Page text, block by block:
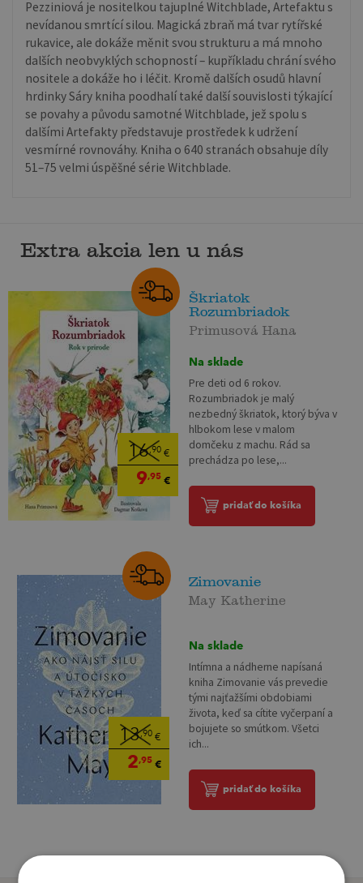
Pezziniová je nositelkou tajuplné Witchblade, Artefaktu s
nevídanou smrtící silou. Magická zbraň má tvar rytířské
rukavice, ale dokáže měnit svou strukturu a má mnoho
dalších neobvyklých schopností – kupříkladu chrání svého
nositele a dokáže ho i léčit. Kromě dalších osudů hlavní
hrdinky Sáry kniha poodhalí také další souvislosti týkající
se povahy a původu samotné Witchblade, jež spolu s
dalšími Artefakty představuje prostředek k udržení
vesmírné rovnováhy. Kniha o 640 stranách obsahuje díly
51–75 velmi úspěšné série Witchblade.
Extra akcia len u nás
16,90€
9,95€
Škriatok
Rozumbriadok
Primusová Hana
Na sklade
Pre deti od 6 rokov.
Rozumbriadok je malý
nezbedný škriatok, ktorý býva v
hlbokom lese v malom
domčeku z machu. Rád sa
prechádza po lese,...
pridať do košíka
13,90€
2,95€
Zimovanie
May Katherine
Na sklade
Intímna a nádherne napísaná
kniha Zimovanie vás prevedie
tými najťažšími obdobiami
života, keď sa cítite vyčerpaní a
bojujete so smútkom. Všetci
ich...
pridať do košíka